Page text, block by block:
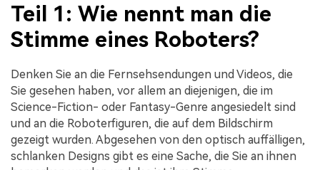
Teil 1: Wie nennt man die
Stimme eines Roboters?
Denken Sie an die Fernsehsendungen und Videos, die
Sie gesehen haben, vor allem an diejenigen, die im
Science-Fiction- oder Fantasy-Genre angesiedelt sind
und an die Roboterfiguren, die auf dem Bildschirm
gezeigt wurden. Abgesehen von den optisch auffälligen,
schlanken Designs gibt es eine Sache, die Sie an ihnen